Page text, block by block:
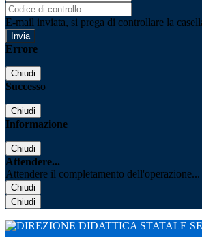
E-mail inviata, si prega di controllare la
Errore
Chiudi
Successo
Chiudi
Informazione
Chiudi
Attendere...
Attendere il completamento dell'operazione...
Chiudi
Chiudi